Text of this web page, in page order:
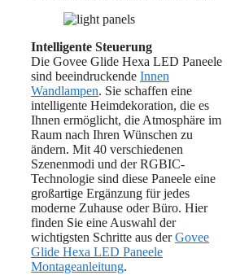
Intelligente Steuerung
Die Govee Glide Hexa LED Paneele
sind beeindruckende Innen
Wandlampen. Sie schaffen eine
intelligente Heimdekoration, die es
Ihnen ermöglicht, die Atmosphäre im
Raum nach Ihren Wünschen zu
ändern. Mit 40 verschiedenen
Szenenmodi und der RGBIC-
Technologie sind diese Paneele eine
großartige Ergänzung für jedes
moderne Zuhause oder Büro. Hier
finden Sie eine Auswahl der
wichtigsten Schritte aus derGovee
Glide Hexa LED Paneele
Montageanleitung.